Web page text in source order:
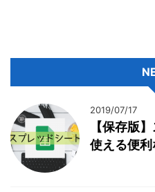
2019/07/17
【保存版
使える便